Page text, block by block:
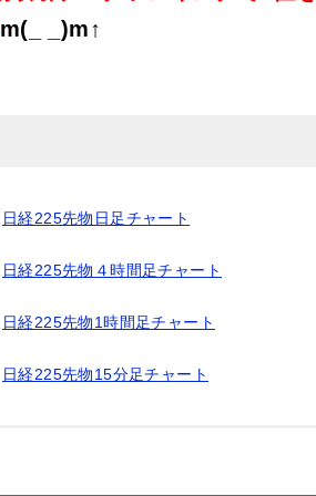
m(_ _)m↑
日経225先物日足チャート
日経225先物４時間足チャート
日経225先物1時間足チャート
日経225先物15分足チャート